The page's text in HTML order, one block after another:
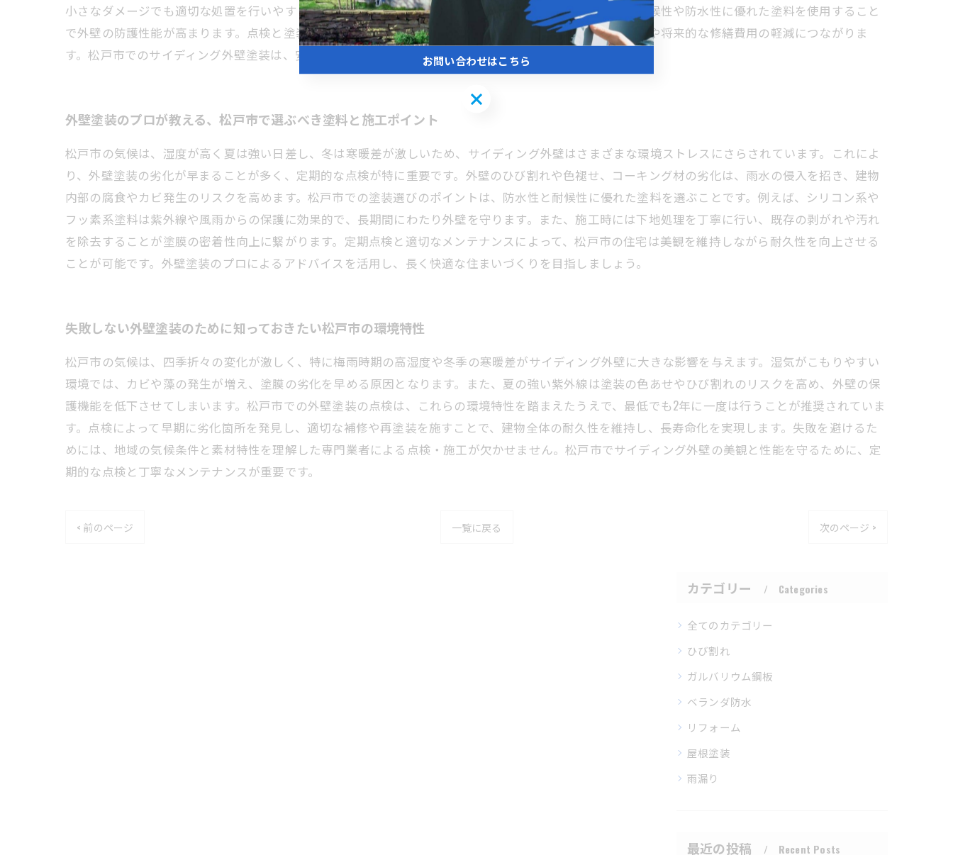
小さなダメージでも適切な処置を行いやすくなります。特に松戸市の気候を考慮した塗料選びも重要で、耐候性や防水性に優れた塗料を使用すること
で外壁の防護性能が高まります。点検と塗装を一体化したメンテナンスを継続することで、建物の寿命延長や将来的な修繕費用の軽減につながりま
す。松戸市でのサイディング外壁塗装は、安心と美観を保つために欠かせない取り組みと言えるでしょう。
外壁塗装のプロが教える、松戸市で選ぶべき塗料と施工ポイント
松戸市の気候は、湿度が高く夏は強い日差し、冬は寒暖差が激しいため、サイディング外壁はさまざまな環境ストレスにさらされています。これによ
り、外壁塗装の劣化が早まることが多く、定期的な点検が特に重要です。外壁のひび割れや色褪せ、コーキング材の劣化は、雨水の侵入を招き、建物
内部の腐食やカビ発生のリスクを高めます。松戸市での塗装選びのポイントは、防水性と耐候性に優れた塗料を選ぶことです。例えば、シリコン系や
フッ素系塗料は紫外線や風雨からの保護に効果的で、長期間にわたり外壁を守ります。また、施工時には下地処理を丁寧に行い、既存の剥がれや汚れ
を除去することが塗膜の密着性向上に繋がります。定期点検と適切なメンテナンスによって、松戸市の住宅は美観を維持しながら耐久性を向上させる
ことが可能です。外壁塗装のプロによるアドバイスを活用し、長く快適な住まいづくりを目指しましょう。
失敗しない外壁塗装のために知っておきたい松戸市の環境特性
松戸市の気候は、四季折々の変化が激しく、特に梅雨時期の高湿度や冬季の寒暖差がサイディング外壁に大きな影響を与えます。湿気がこもりやすい
環境では、カビや藻の発生が増え、塗膜の劣化を早める原因となります。また、夏の強い紫外線は塗装の色あせやひび割れのリスクを高め、外壁の保
護機能を低下させてしまいます。松戸市での外壁塗装の点検は、これらの環境特性を踏まえたうえで、最低でも2年に一度は行うことが推奨されていま
す。点検によって早期に劣化箇所を発見し、適切な補修や再塗装を施すことで、建物全体の耐久性を維持し、長寿命化を実現します。失敗を避けるた
めには、地域の気候条件と素材特性を理解した専門業者による点検・施工が欠かせません。松戸市でサイディング外壁の美観と性能を守るために、定
期的な点検と丁寧なメンテナンスが重要です。
< 前のページ 一覧に戻る 次のページ >
カテゴリー Categories
全てのカテゴリー
ひび割れ
ガルバリウム鋼板
ベランダ防水
リフォーム
屋根塗装
雨漏り
最近の投稿 Recent Posts
お問い合わせはこちら
お問い合わせはこちら